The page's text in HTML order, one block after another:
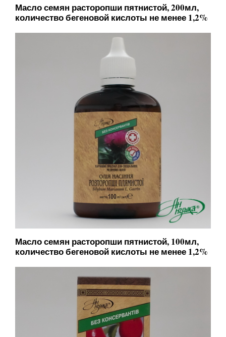
Масло семян расторопши пятнистой, 200мл,
количество бегеновой кислоты не менее 1,2%
Масло семян расторопши пятнистой, 100мл,
количество бегеновой кислоты не менее 1,2%